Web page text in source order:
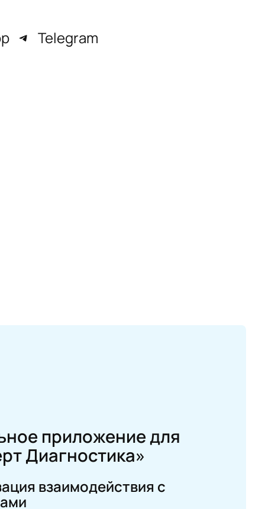
Telegram
приложение для
Диагностика»
взаимодействия с